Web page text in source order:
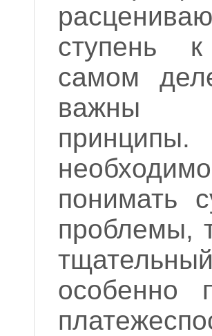
ступень
самом
важны
понимать
проблемы,
особенно